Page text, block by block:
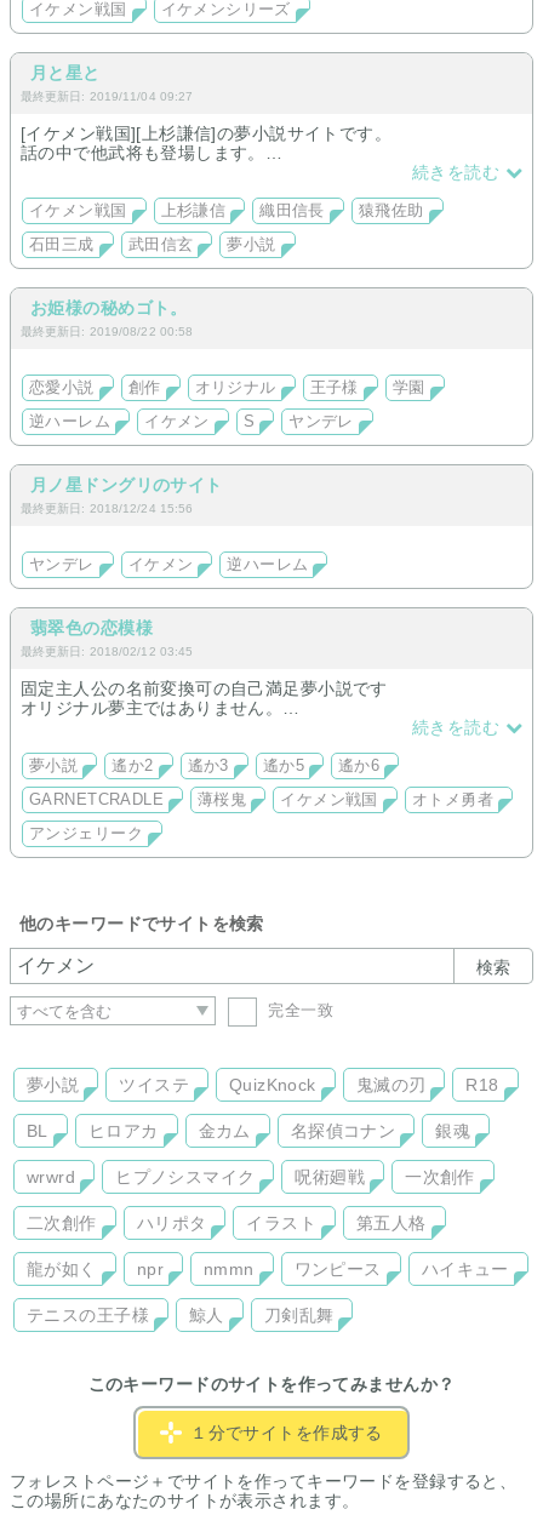
イケメン戦国 イケメンシリーズ
月と星と
最終更新日: 2019/11/04 09:27
[イケメン戦国][上杉謙信]の夢小説サイトです。
話の中で他武将も登場します。
続きを読む
イケメン戦国 上杉謙信 織田信長
猿飛佐助
石田三成
武田信玄 夢小説
お姫様の秘めゴト。
最終更新日: 2019/08/22 00:58
恋愛小説 創作 オリジナル 王子様
学園
逆ハーレム
イケメン S ヤンデレ
月ノ星ドングリのサイト
最終更新日: 2018/12/24 15:56
ヤンデレ イケメン 逆ハーレム
翡翠色の恋模様
最終更新日: 2018/02/12 03:45
固定主人公の名前変換可の自己満足夢小説です
オリジナル夢主ではありません。
文字にならず更新は遅いです。
続きを読む
夢小説 遙か2 遙か3 遙か5
遙か6
GARNETCRADLE
薄桜鬼 イケメン戦国
オトメ勇者
アンジェリーク
他のキーワードでサイトを検索
検索
完全一致
夢小説 ツイステ QuizKnock 鬼滅の刃 R18
BL ヒロアカ 金カム 名探偵コナン 銀魂
wrwrd ヒプノシスマイク 呪術廻戦 一次創作
二次創作 ハリポタ イラスト 第五人格
龍が如く npr nmmn ワンピース ハイキュー
テニスの王子様 鯨人 刀剣乱舞
このキーワードのサイトを作ってみませんか？
１分でサイトを作成する
フォレストページ＋でサイトを作ってキーワードを登録すると、
この場所にあなたのサイトが表示されます。